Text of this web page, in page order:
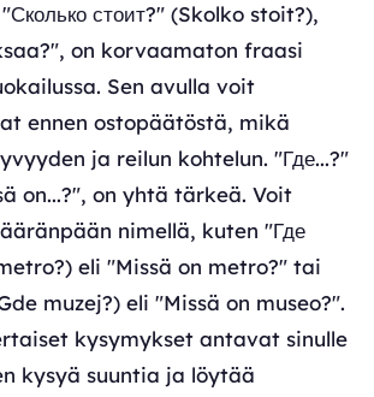
стоит?" (Skolko stoit?),
on korvaamaton fraasi
Sen avulla voit
ennen ostopäätöstä, mikä
ja reilun kohtelun. "Где...?"
on...?", on yhtä tärkeä. Voit
nimellä, kuten "Где
eli "Missä on metro?" tai
muzej?) eli "Missä on museo?".
kysymykset antavat sinulle
kysyä suuntia ja löytää